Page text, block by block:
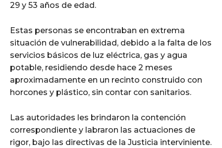
29 y 53 años de edad.
Estas personas se encontraban en extrema
situación de vulnerabilidad, debido a la falta de los
servicios básicos de luz eléctrica, gas y agua
potable, residiendo desde hace 2 meses
aproximadamente en un recinto construido con
horcones y plástico, sin contar con sanitarios.
Las autoridades les brindaron la contención
correspondiente y labraron las actuaciones de
rigor, bajo las directivas de la Justicia interviniente.